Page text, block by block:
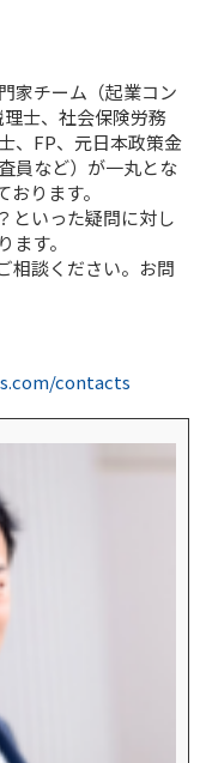
家チーム（起業コン
士、社会保険労務
、FP、元日本政策金
員など）が一丸とな
ります。
といった疑問に対し
す。
相談ください。お問
contacts